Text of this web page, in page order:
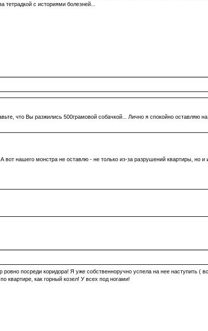
тетрадкой с историями болезней...
что Вы разжились 500грамовой собачкой... Лично я спокойно оставляю
нашего монстра не оставлю - не только из-за разрушений квартиры, но и
посреди коридора! Я уже собственноручно успела на нее наступить (
квартире, как горный козел! У всех под ногами!